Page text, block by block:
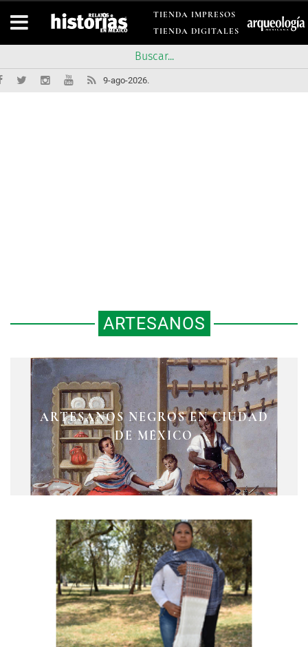
TIENDA IMPRESOS
TIENDA DIGITALES
9-ago-2026.
ARTESANOS
ARTESANOS NEGROS EN CIUDAD
DE MÉXICO
GREMIOS Y ARTESANOS EN
CONFLICTO EN NUEVA ESPAÑA
TERESA LINO BELLO, MAESTRA
ARTESANA DE TEXTILES DE LANA
CON COLORANTES NATURALES